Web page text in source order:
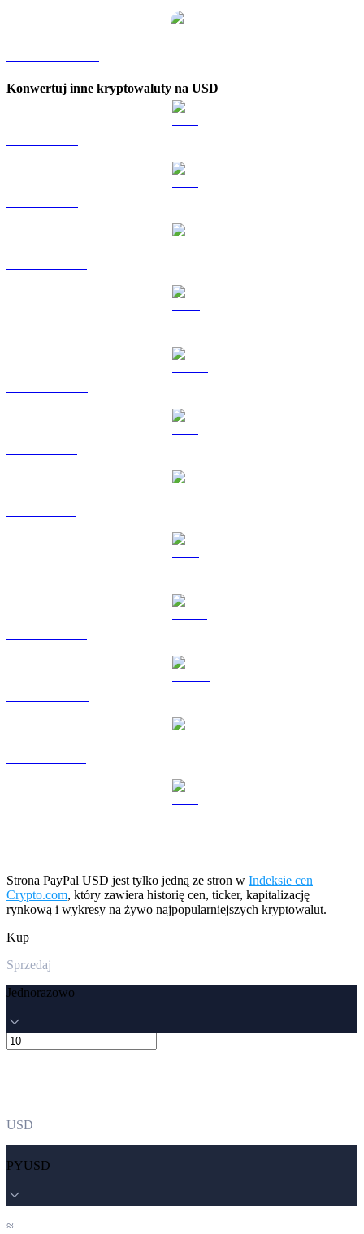
Konwertuj inne kryptowaluty na USD
Strona PayPal USD jest tylko jedną ze stron w Indeksie cen
Crypto.com, który zawiera historię cen, ticker, kapitalizację
rynkową i wykresy na żywo najpopularniejszych kryptowalut.
Kup
Sprzedaj
Jednorazowo
USD
PYUSD
≈